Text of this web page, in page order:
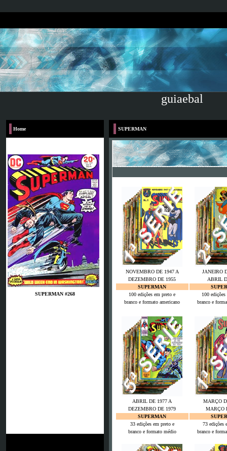
guiaebal
Home
SUPERMAN #268
SUPERMAN
NOVEMBRO DE 1947 A
JANEIRO
DEZEMBRO DE 1955
ABRIL
SUPERMAN
100 edições em preto e
100 edições
branco e formato americano
branco e
ABRIL DE 1977 A
MARÇO
DEZEMBRO DE 1979
MARÇO
SUPERMAN
33 edições em preto e
73 edições
branco e formato médio
branco e